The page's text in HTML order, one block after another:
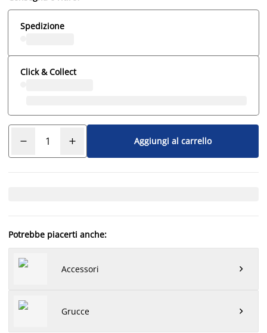
Spedizione
Click & Collect
Aggiungi al carrello
Potrebbe piacerti anche:
Accessori 
Grucce 